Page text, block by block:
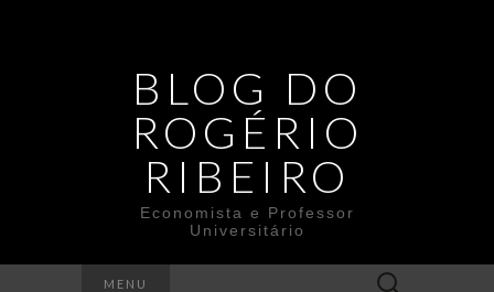
BLOG DO
ROGÉRIO
RIBEIRO
Economista e Professor
Universitário
MENU
Search